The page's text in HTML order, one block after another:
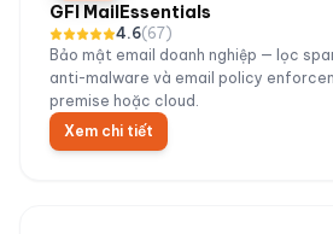
GFI MailEssentials
4.6(67)
Bảo mật email doanh nghiệp — lọc
anti-malware và email policy
premise hoặc cloud.
Xem chi tiết